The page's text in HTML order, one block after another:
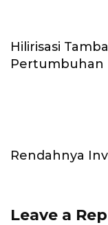
Hilirisasi
Pertumbuhan
Rendahnya
Leave a